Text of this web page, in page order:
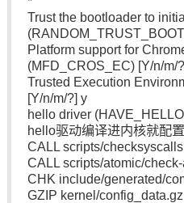
Trust the bootloader to
Platform support for
(MFD_CROS_EC) [Y/n/m/
Trusted Execution
[Y/n/m/?] y
hello driver
hello驱动编译进内核就配
CALL scripts/
CALL scripts/atomic/
CHK include/generated/
GZIP kernel/config_data.gz